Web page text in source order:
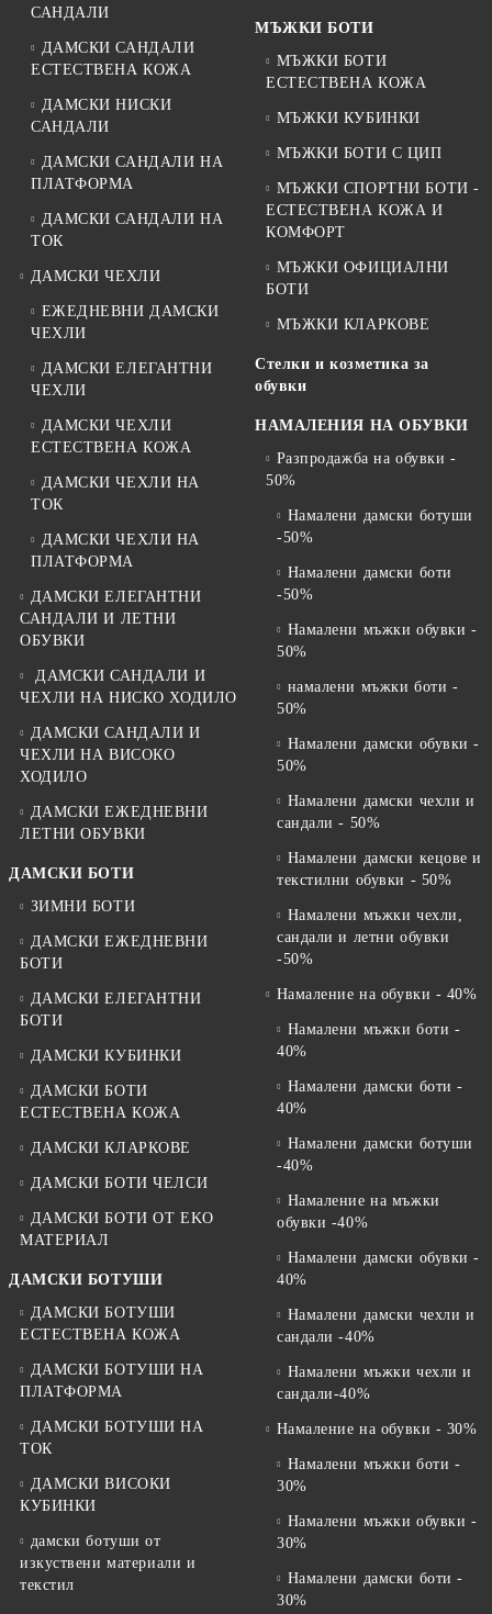
САНДАЛИ
ДАМСКИ САНДАЛИ
ЕСТЕСТВЕНА КОЖА
ДАМСКИ НИСКИ
САНДАЛИ
ДАМСКИ САНДАЛИ НА
ПЛАТФОРМА
ДАМСКИ САНДАЛИ НА
ТОК
ДАМСКИ ЧЕХЛИ
ЕЖЕДНЕВНИ ДАМСКИ
ЧЕХЛИ
ДАМСКИ ЕЛЕГАНТНИ
ЧЕХЛИ
ДАМСКИ ЧЕХЛИ
ЕСТЕСТВЕНА КОЖА
ДАМСКИ ЧЕХЛИ НА
ТОК
ДАМСКИ ЧЕХЛИ НА
ПЛАТФОРМА
ДАМСКИ ЕЛЕГАНТНИ
САНДАЛИ И ЛЕТНИ
ОБУВКИ
ДАМСКИ САНДАЛИ И
ЧЕХЛИ НА НИСКО ХОДИЛО
ДАМСКИ САНДАЛИ И
ЧЕХЛИ НА ВИСОКО
ХОДИЛО
ДАМСКИ ЕЖЕДНЕВНИ
ЛЕТНИ ОБУВКИ
ДАМСКИ БОТИ
ЗИМНИ БОТИ
ДАМСКИ ЕЖЕДНЕВНИ
БОТИ
ДАМСКИ ЕЛЕГАНТНИ
БОТИ
ДАМСКИ КУБИНКИ
ДАМСКИ БОТИ
ЕСТЕСТВЕНА КОЖА
ДАМСКИ КЛАРКОВЕ
ДАМСКИ БОТИ ЧЕЛСИ
ДАМСКИ БОТИ ОТ EKO
МАТЕРИАЛ
ДАМСКИ БОТУШИ
ДАМСКИ БОТУШИ
ЕСТЕСТВЕНА КОЖА
ДАМСКИ БОТУШИ НА
ПЛАТФОРМА
ДАМСКИ БОТУШИ НА
ТОК
ДАМСКИ ВИСОКИ
КУБИНКИ
дамски ботуши от
изкуствени материали и
текстил
МЪЖКИ БОТИ
МЪЖКИ БОТИ
ЕСТЕСТВЕНА КОЖА
МЪЖКИ КУБИНКИ
МЪЖКИ БОТИ С ЦИП
МЪЖКИ СПОРТНИ БОТИ -
ЕСТЕСТВЕНА КОЖА И
КОМФОРТ
МЪЖКИ ОФИЦИАЛНИ
БОТИ
МЪЖКИ КЛАРКОВЕ
Стелки и козметика за
обувки
НАМАЛЕНИЯ НА ОБУВКИ
Разпродажба на обувки -
50%
Намалени дамски ботуши
-50%
Намалени дамски боти
-50%
Намалени мъжки обувки -
50%
намалени мъжки боти -
50%
Намалени дамски обувки -
50%
Намалени дамски чехли и
сандали - 50%
Намалени дамски кецове и
текстилни обувки - 50%
Намалени мъжки чехли,
сандали и летни обувки
-50%
Намаление на обувки - 40%
Намалени мъжки боти -
40%
Намалени дамски боти -
40%
Намалени дамски ботуши
-40%
Намаление на мъжки
обувки -40%
Намалени дамски обувки -
40%
Намалени дамски чехли и
сандали -40%
Намалени мъжки чехли и
сандали-40%
Намаление на обувки - 30%
Намалени мъжки боти -
30%
Намалени мъжки обувки -
30%
Намалени дамски боти -
30%